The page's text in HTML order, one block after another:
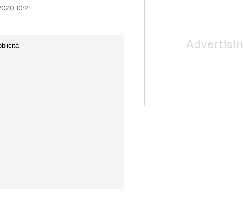
10:21